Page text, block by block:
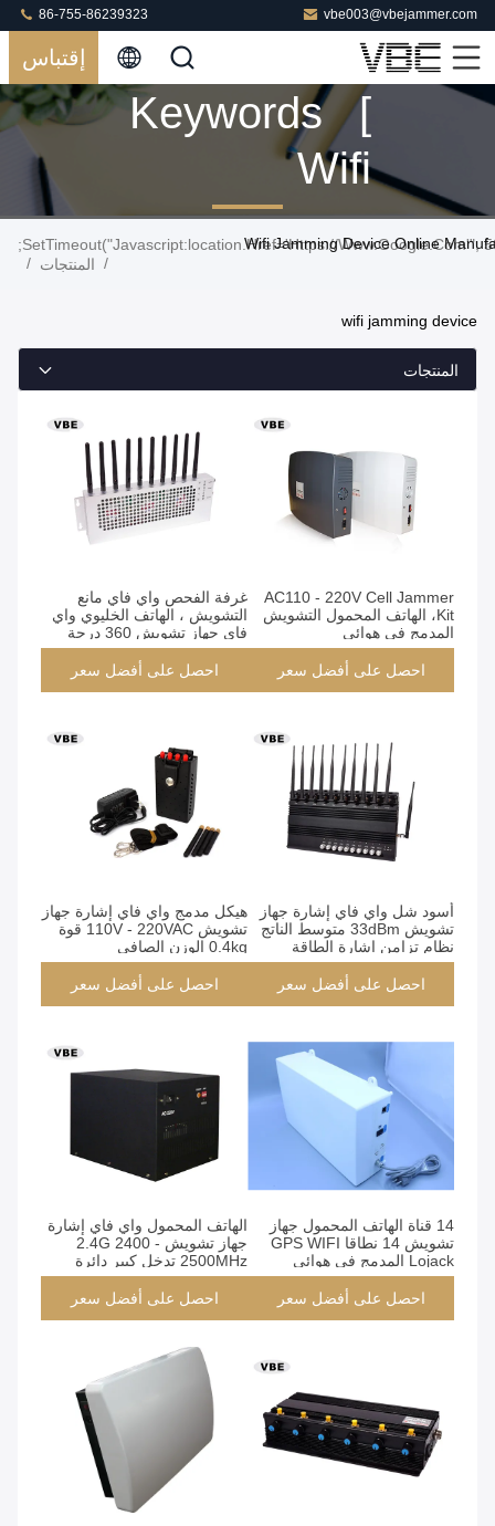
vbe003@vbejammer.com
86-755-86239323
إقتباس
Keywords [
Wifi
Jamming
Match 147
المنتجات
/ المنتجات /
Wifi Jamming Device Online
wifi jamming device
المنتجات
AC110 - 220V Cell Jammer
Kit، الهاتف المحمول التشويش
المدمج في هوائي
احصل على أفضل سعر
غرفة الفحص واي فاي مانع
التشويش ، الهاتف الخليوي واي
فاي جهاز تشويش 360 درجة
التشويش
احصل على أفضل سعر
أسود شل واي فاي إشارة جهاز
تشويش 33dBm متوسط ​​الناتج
نظام تزامن إشارة الطاقة
احصل على أفضل سعر
هيكل مدمج واي فاي إشارة جهاز
تشويش 110V - 220VAC قوة
0.4kg الوزن الصافي
احصل على أفضل سعر
14 قناة الهاتف المحمول جهاز
تشويش 14 نطاقا GPS WIFI
Lojack المدمج في هوائي
احصل على أفضل سعر
الهاتف المحمول واي فاي إشارة
جهاز تشويش 2.4G 2400 -
2500MHz تدخل كبير دائرة
نصف قطرها
احصل على أفضل سعر